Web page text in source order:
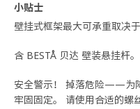
小贴士
壁挂式框架最大可承重取决于
含 BESTÅ 贝达 壁装悬挂杆。
安全警示！ 掉落危险——为
牢固固定。 请使用合适的螺